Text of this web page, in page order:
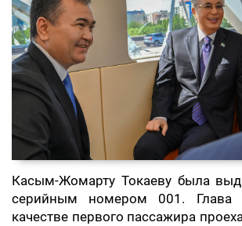
Касым-Жомарту Токаеву была
серийным номером 001. Глава
качестве первого пассажира